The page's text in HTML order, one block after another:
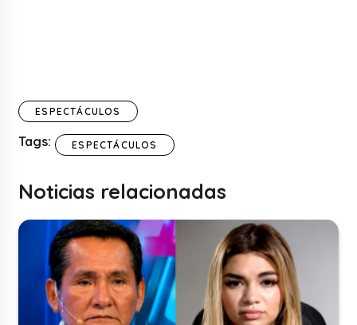
ESPECTÁCULOS
Tags: ESPECTÁCULOS
Noticias relacionadas